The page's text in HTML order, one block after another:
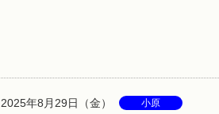
2025年8月29日（金）